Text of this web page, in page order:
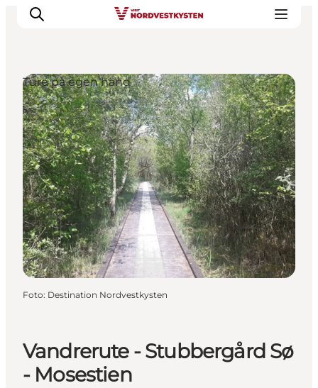
Feriesteder
Inspiration
Handicapvenlig ferie
Events
Overnatning
Planlæg din ferie
Vandrerute - Stubbergård Sø
- Mosestien
Ture på egen hånd
Foto: Destination Nordvestkysten